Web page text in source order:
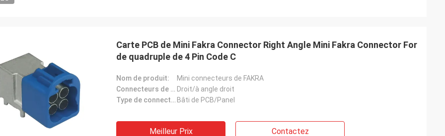
Carte PCB de Mini Fakra Connector Right Angle Mini Fakra Connector For
de quadruple de 4 Pin Code C
Nom de produit:
Mini connecteurs de FAKRA
Connecteurs de circuits imprimés: Droit/à angle droit
Type de connecteur: Bâti de PCB/Panel
Meilleur Prix Contactez